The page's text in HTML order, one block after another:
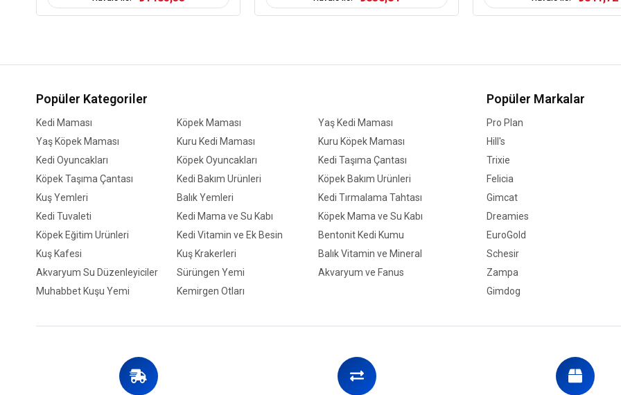
tüketecektir.
ROYAL CANIN® Sterilised
kontrolü için önerilen
Ek olarak, lif karışımı ve
Her kedinin farklı tercihlerine
kıvamında da mevcuttur.
YARARLARI
İdeal Kilo
Kısırlaştırılmış kedilerin
Sağlıklı Üriner Sistem
İçgüdüsel Tercih
formüle edilmiştir.
İÇİNDEKİLER
Popüler Kategoriler
Kedi Maması Köpek Maması
Yaş Kedi Maması
Yaş Köpek Maması
Kuru Kedi Maması
Kuru Köpek Maması
Kedi Oyuncakları
Köpek Oyuncakları
Kedi Taşıma Çantası
Köpek Taşıma Çantası
Kedi Bakım Ürünleri
Köpek Bakım Ürünleri
Kuş Yemleri
Balık Yemleri
Kedi Tırmalama Tahtası
Kedi Tuvaleti
Kedi Mama ve Su Kabı
Köpek Mama ve Su Kabı
Köpek Eğitim Ürünleri
Kedi Vitamin ve Ek Besin
Bentonit Kedi Kumu
Kuş Kafesi
Kuş Krakerleri
Balık Vitamin ve Mineral
Akvaryum Su Düzenleyiciler
Sürüngen Yemi
Akvaryum ve Fanus
Muhabbet Kuşu Yemi
Kemirgen Otları
Popüler Markalar
Pro Plan
Hill's
Trixie
Felicia
Gimcat
Dreamies
EuroGold
Schesir
Zampa
Gimdog